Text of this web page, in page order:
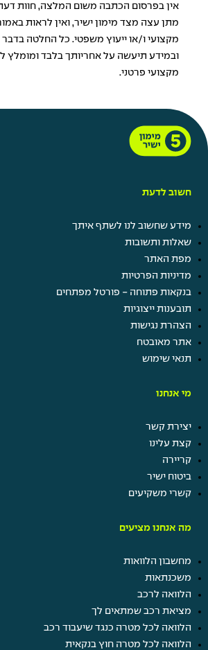
אין בפרסום הכתבה משום המלצה, חוות
מתן עצה מצד מימון ישיר, ואין לראות
מקצועי ו/או ייעוץ משפטי. כל החלטה
ובמידע תיעשה על אחריותך בלבד ומומלץ
מקצועי פרטני.
חשוב לדעת
מידע שחשוב לנו לשתף איתך
שאלות ותשובות
מפת האתר
מדיניות הפרטיות
בנקאות פתוחה - פורטל מפתחים
תובענות ייצוגיות
הצהרת נגישות
אתר מאובטח
תנאי שימוש
מי אנחנו
יצירת קשר
קצת עלינו
קריירה
ביטוח ישיר
קשרי משקיעים
מה אנחנו מציעים
מחשבון הלוואות
משכנתאות
הלוואה לרכב
מציאת רכב שמתאים לך
הלוואה לכל מטרה כנגד שיעבוד רכב
הלוואה לכל מטרה חוץ בנקאית